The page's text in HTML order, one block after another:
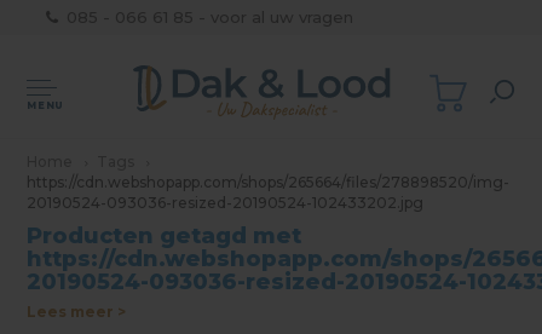
MENU
https://cdn.webshopapp.com/shops/265664/files/278898520/img-
20190524-093036-resized-20190524-102433202.jpg
Producten getagd met
https://cdn.webshopapp.com/shops/
20190524-093036-resized-20190524-
Lees meer >